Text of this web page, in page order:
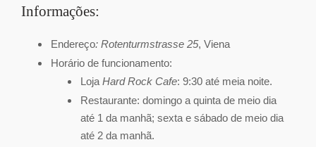
Informações:
Endereço: Rotenturmstrasse 25, Viena
Horário de funcionamento:
Loja Hard Rock Cafe: 9:30 até meia noite.
Restaurante: domingo a quinta de meio dia
até 1 da manhã; sexta e sábado de meio dia
até 2 da manhã.